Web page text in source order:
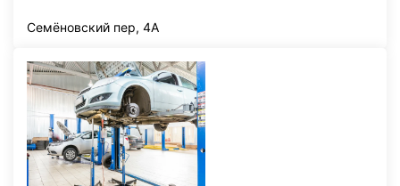
Семёновский пер, 4А